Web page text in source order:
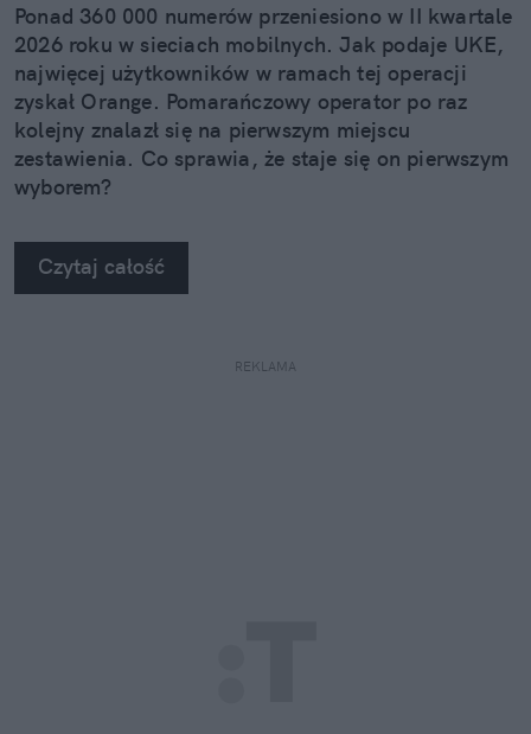
Ponad 360 000 numerów przeniesiono w II kwartale
2026 roku w sieciach mobilnych. Jak podaje UKE,
najwięcej użytkowników w ramach tej operacji
zyskał Orange. Pomarańczowy operator po raz
kolejny znalazł się na pierwszym miejscu
zestawienia. Co sprawia, że staje się on pierwszym
wyborem?
Czytaj całość
REKLAMA